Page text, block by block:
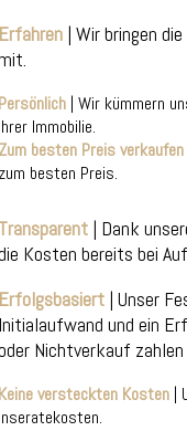
| Wir bringen
| Wir kümmern
Immobilie.
besten Preis verkaufen
besten Preis.
| Dank
Kosten bereits bei
| Unser
und ein
Nichtverkauf
versteckten Kosten |